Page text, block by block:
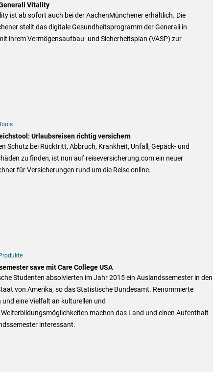
Vitality
ist ab sofort auch bei der AachenMünchener erhältlich. Die
stellt das digitale Gesundheitsprogramm der Generali in
ihrem Vermögensaufbau- und Sicherheitsplan (VASP) zur
Urlaubsreisen richtig versichern
Schutz bei Rücktritt, Abbruch, Krankheit, Unfall, Gepäck- und
zu finden, ist nun auf reiseversicherung.com ein neuer
für Versicherungen rund um die Reise online.
save mit Care College USA
Studenten absolvierten im Jahr 2015 ein Auslandssemester in den
von Amerika, so das Statistische Bundesamt. Renommierte
und eine Vielfalt an kulturellen und
machen das Land und einen Aufenthalt
interessant.